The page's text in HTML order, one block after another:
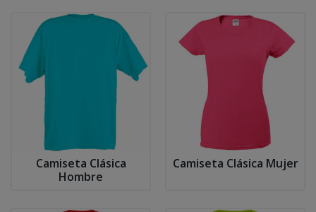
Camiseta Clásica
Hombre
Camiseta Clásica Mujer